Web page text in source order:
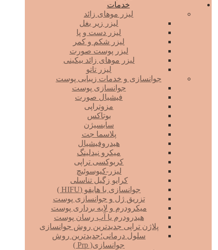
خدمات
لیزر موهای زائد
لیزر زیر بغل
لیزر دست و پا
لیزر شکم و کمر
لیزر پوست صورت
لیزر موهای زائد بیکینی
لیزر تاتو
جوانسازی و خدمات زیبایی پوست
جوانسازی پوست
فیشیال صورت
مزوتراپی
بوتاکس
سابسیژن
پلاسما جت
هیدروفیشیال
میکرو نیدلینگ
کربوکسی تراپی
لیزر-کیوسوئیچ
کرایو زگیل تناسلی
جوانسازی با هایفو (HIFU )
تزریق ژل و جوانسازی پوست
میکرودرم و لایه برداری پوست
هیدرودرم یا آب رسان پوست
پلاژن تراپی جدیدترین روش جوانسازی
سلول درمانی؛جدیدترین روش
جوانسازی( Prp )